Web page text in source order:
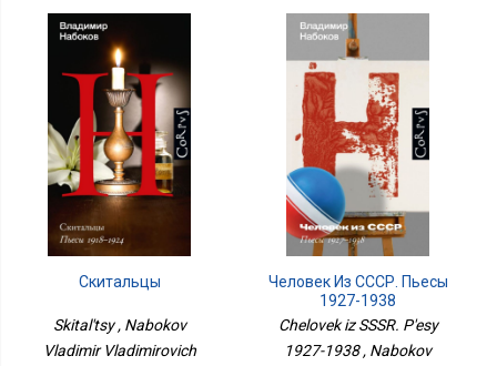
Скитальцы
Skital'tsy , Nabokov
Vladimir Vladimirovich
Человек Из СССР. Пьесы
1927-1938
Chelovek iz SSSR. P'esy
1927-1938 , Nabokov